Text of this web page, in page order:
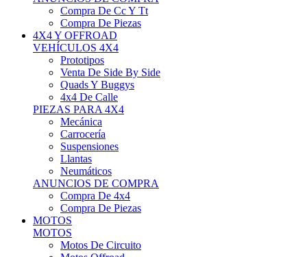
Compra De Cc Y Tt
Compra De Piezas
4X4 Y OFFROAD
VEHÍCULOS 4X4
Prototipos
Venta De Side By Side
Quads Y Buggys
4x4 De Calle
PIEZAS PARA 4X4
Mecánica
Carrocería
Suspensiones
Llantas
Neumáticos
ANUNCIOS DE COMPRA
Compra De 4x4
Compra De Piezas
MOTOS
MOTOS
Motos De Circuito